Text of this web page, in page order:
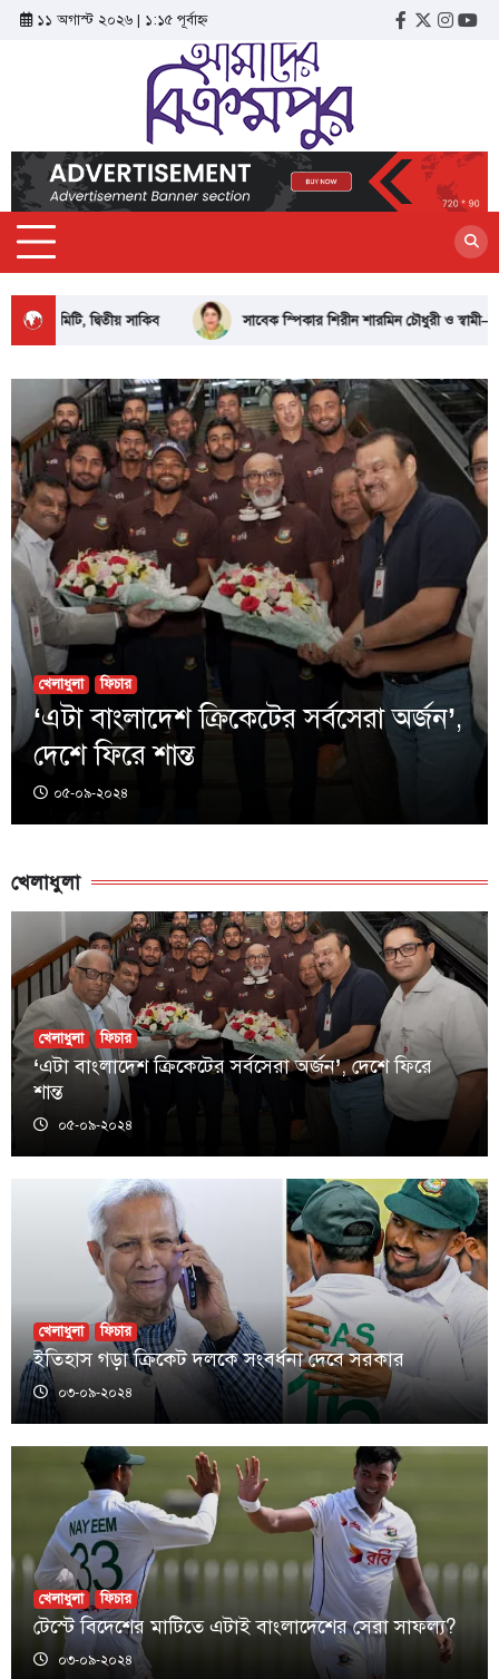
১১ অগাস্ট ২০২৬ | ১:১৫ পূর্বাহ্ন
সাবেক স্পিকার শিরীন শারমিন চৌধুরী ও স্বামী–সন্তানের ব্যাংকের তথ্য তলব
জাতীয় ফিচার
শেখ হাসিনা ও ভারতকে সতর্কবার্তা দিলেন
ড. ইউনূস
০৫-০৯-২০২৪
খেলাধুলা
খেলাধুলা ফিচার
‘এটা বাংলাদেশ ক্রিকেটের সর্বসেরা অর্জন’, দেশে ফিরে
শান্ত
০৫-০৯-২০২৪
খেলাধুলা ফিচার
ইতিহাস গড়া ক্রিকেট দলকে সংবর্ধনা দেবে সরকার
০৩-০৯-২০২৪
খেলাধুলা ফিচার
টেস্টে বিদেশের মাটিতে এটাই বাংলাদেশের সেরা সাফল্য?
০৩-০৯-২০২৪